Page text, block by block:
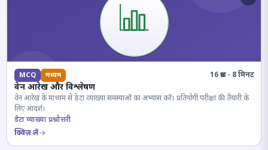
MCQ मध्यम 16 प्रश्न · 8 मिनट
वेन आरेख और विश्लेषण
वेन आरेख के माध्यम से डेटा व्याख्या समस्याओं का अभ्यास करें। प्रतियोगी परीक्षा की तैयारी के
लिए आदर्श।
डेटा व्याख्या प्रश्नोत्तरी
क्विज़ लें